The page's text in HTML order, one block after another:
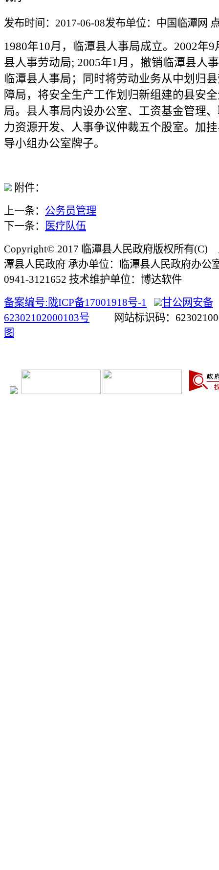
发布时间：2017-06-08发布单位：中国临潭网
1980年10月，临潭县人事局成立。2002年
县人事劳动局; 2005年1月，撤销临潭县人
临潭县人事局；同时将劳动业务从中划归
障局，将安全生产工作划归新组建的县安
局。县人事局内设办公室、工资基金管理
力资源开发、人事争议仲裁五个股室。加
导小组办公室牌子。
附件：
上一条： 公务员管理
下一条：
医疗队伍
Copyright© 2017 临潭县人民政府版权所有(C)
潭县人民政府 承办单位：临潭县人民政府办
0941-3121652 技术维护单位：博达软件
备案编号:陇ICP备17001918号-1
甘公网安备
62302102000103号 网站标识码：
图